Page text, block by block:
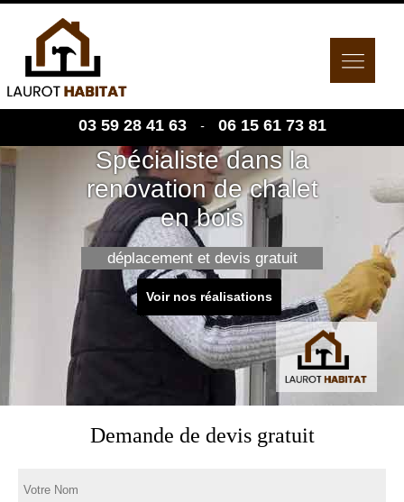
03 59 28 41 63 - 06 15 61 73 81
Spécialiste dans la
renovation de chalet
en bois
déplacement et devis gratuit
Voir nos réalisations
Demande de devis gratuit